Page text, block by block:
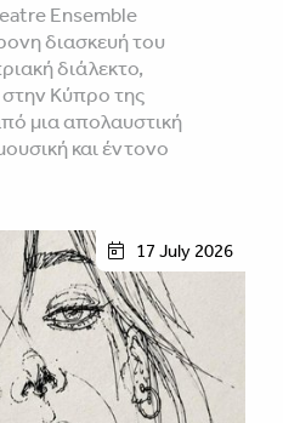
Ensemble
διασκευή του
διάλεκτο,
Κύπρο της
μια απολαυστική
και έντονο
17 July 2026